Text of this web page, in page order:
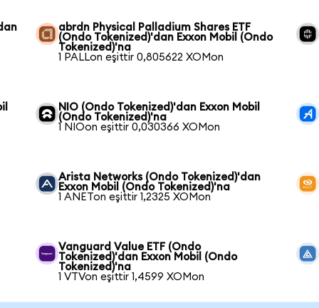
abrdn Physical Palladium Shares ETF
(Ondo Tokenized)'dan Exxon Mobil (Ondo
Tokenized)'na
1 PALLon eşittir 0,805622 XOMon
NIO (Ondo Tokenized)'dan Exxon Mobil
(Ondo Tokenized)'na
1 NIOon eşittir 0,030366 XOMon
Arista Networks (Ondo Tokenized)'dan
Exxon Mobil (Ondo Tokenized)'na
1 ANETon eşittir 1,2325 XOMon
Vanguard Value ETF (Ondo
Tokenized)'dan Exxon Mobil (Ondo
Tokenized)'na
1 VTVon eşittir 1,4599 XOMon